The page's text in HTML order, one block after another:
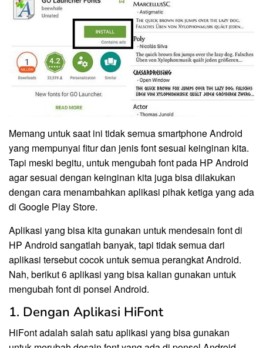
Memang untuk saat ini tidak semua smartphone Android
yang mempunyai fitur dan jenis font sesuai keinginan kita.
Tapi meski begitu, untuk mengubah font pada HP Android
agar sesuai dengan keinginan kita juga bisa dilakukan
dengan cara menambahkan aplikasi pihak ketiga yang ada
di Google Play Store.
Aplikasi yang bisa kita gunakan untuk mendesain font di
HP Android sangatlah banyak, tapi tidak semua dari
aplikasi tersebut cocok untuk semua perangkat Android.
Nah, berikut 6 aplikasi yang bisa kalian gunakan untuk
mengubah font di ponsel Android.
1. Dengan Aplikasi HiFont
HiFont adalah salah satu aplikasi yang bisa gunakan